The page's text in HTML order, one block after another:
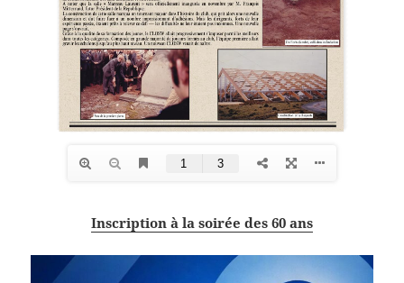
Inscription à la soirée des 60 ans